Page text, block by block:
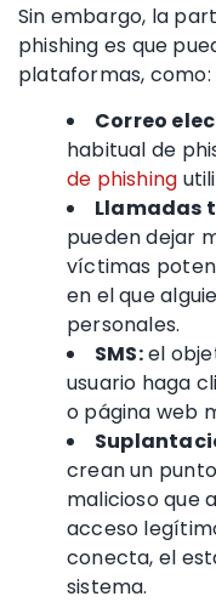
Sin embargo, la
phishing es que
plataformas, como:
Correo
habitual de
de phishing
Llamadas
pueden dejar
víctimas
en el que
personales.
SMS:el
usuario haga
o página web
crean un
malicioso que
acceso
conecta, el
sistema.